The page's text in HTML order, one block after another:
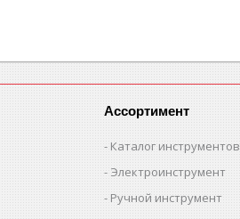
Ассортимент
Каталог инструментов
Электроинструмент
Ручной инструмент